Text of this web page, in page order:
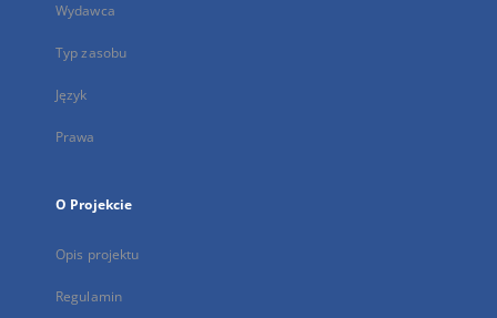
Wydawca
Typ zasobu
Język
Prawa
O Projekcie
Opis projektu
Regulamin